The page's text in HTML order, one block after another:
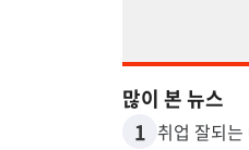
많이 본 뉴스
1 취업 잘되